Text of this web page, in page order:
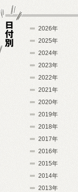
2026年
2025年
2024年
2023年
2022年
2021年
2020年
2019年
2018年
2017年
2016年
2015年
2014年
2013年